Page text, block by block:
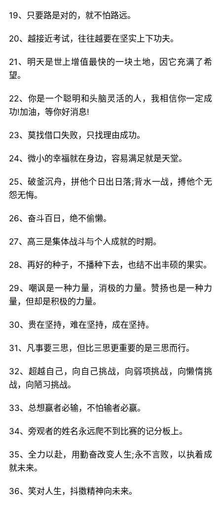
19、只要路是对的，就不怕路远。
20、越接近考试，往往越要在坚实上下功夫。
21、明天是世上增值最快的一块土地，因它充满了希
望。
22、你是一个聪明和头脑灵活的人，我相信你一定成
功!加油，等你好消息!
23、莫找借口失败，只找理由成功。
24、微小的幸福就在身边，容易满足就是天堂。
25、破釜沉舟，拼他个日出日落;背水一战，搏他个无
怨无悔。
26、奋斗百日，绝不偷懒。
27、高三是集体战斗与个人成就的时期。
28、再好的种子，不播种下去，也结不出丰硕的果实。
29、嘲讽是一种力量，消极的力量。赞扬也是一种力
量，但却是积极的力量。
30、贵在坚持，难在坚持，成在坚持。
31、凡事要三思，但比三思更重要的是三思而行。
32、超越自己，向自己挑战，向弱项挑战，向懒惰挑
战，向陋习挑战。
33、总想赢者必输，不怕输者必赢。
34、旁观者的姓名永远爬不到比赛的记分板上。
35、全力以赴，用勤奋改变人生;永不言败，以执着成
就未来。
36、笑对人生，抖擞精神向未来。